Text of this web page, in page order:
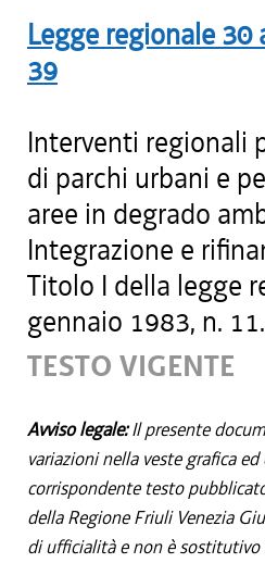
Legge regionale 30
39
Interventi regionali
di parchi urbani e
aree in degrado
Integrazione e
Titolo I della legge
gennaio 1983, n. 11.
TESTO VIGENTE
Avviso legale:Il presente
variazioni nella veste grafica
corrispondente testo
della Regione Friuli Venezia
di ufficialità e non è